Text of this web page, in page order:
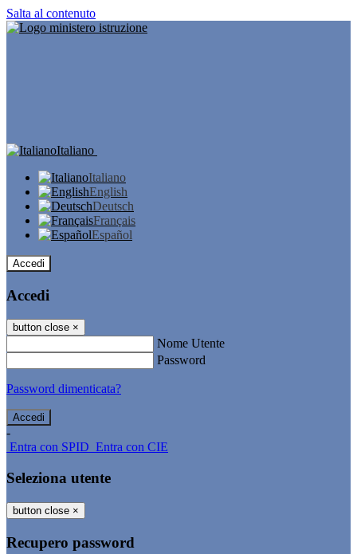
Salta al contenuto
Italiano
Italiano
English
Deutsch
Français
Español
Accedi
Accedi
button close ×
Nome Utente
Password
Password dimenticata?
-
Entra con SPID Entra con CIE
Seleziona utente
button close ×
Recupero password